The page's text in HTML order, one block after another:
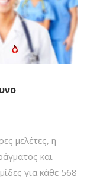
μελέτες, η
και
για κάθε 568